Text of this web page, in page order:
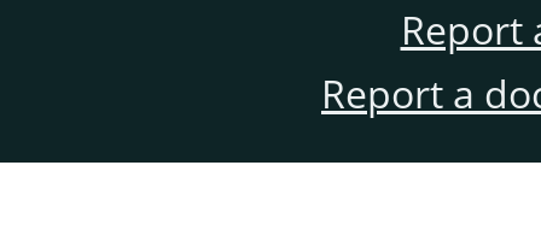
Report
Report a